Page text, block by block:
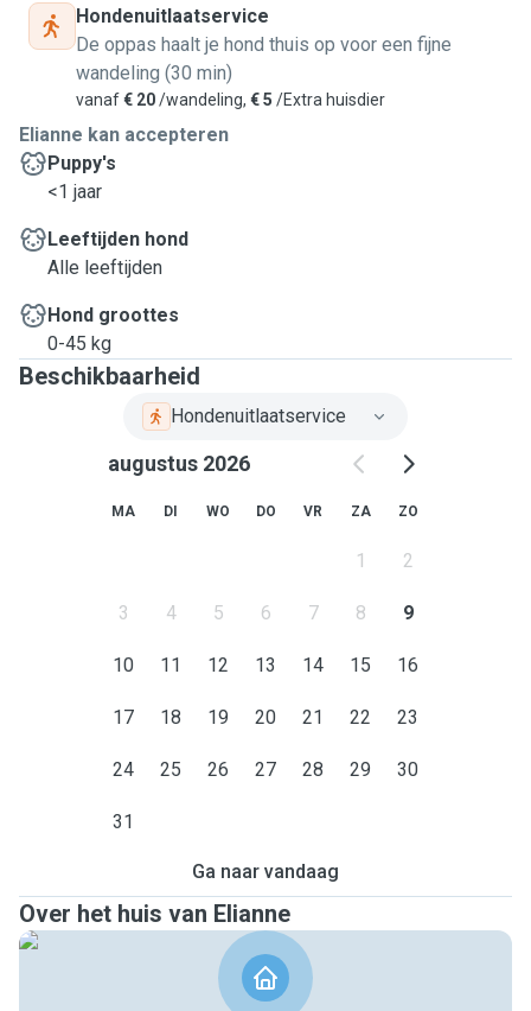
Hondenuitlaatservice
De oppas haalt je hond thuis op voor een fijne
wandeling (30 min)
vanaf€ 20/wandeling, € 5 /Extra huisdier
Elianne kan accepteren
Puppy's
<1 jaar
Leeftijden hond
Alle leeftijden
Hond groottes
0-45 kg
Beschikbaarheid
Hondenuitlaatservice
augustus 2026
MA DI WO DO VR ZA ZO
1 2
3 4 5 6 7 8 9
10 11 12 13 14 15 16
17 18 19 20 21 22 23
24 25 26 27 28 29 30
31
Ga naar vandaag
Over het huis van Elianne